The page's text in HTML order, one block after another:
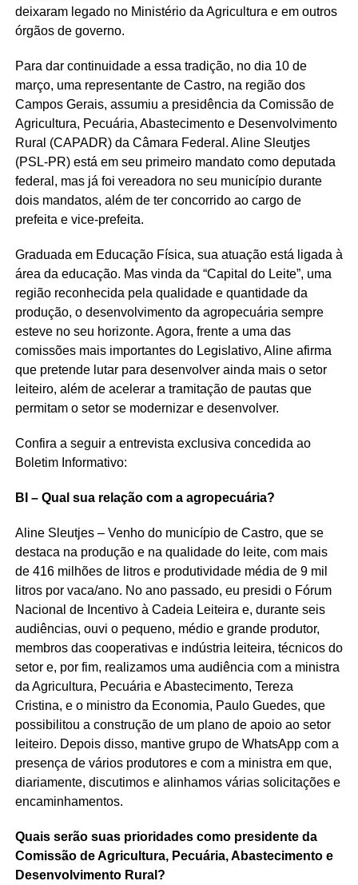
deixaram legado no Ministério da Agricultura e em outros
órgãos de governo.
Para dar continuidade a essa tradição, no dia 10 de
março, uma representante de Castro, na região dos
Campos Gerais, assumiu a presidência da Comissão de
Agricultura, Pecuária, Abastecimento e Desenvolvimento
Rural (CAPADR) da Câmara Federal. Aline Sleutjes
(PSL-PR) está em seu primeiro mandato como deputada
federal, mas já foi vereadora no seu município durante
dois mandatos, além de ter concorrido ao cargo de
prefeita e vice-prefeita.
Graduada em Educação Física, sua atuação está ligada à
área da educação. Mas vinda da “Capital do Leite”, uma
região reconhecida pela qualidade e quantidade da
produção, o desenvolvimento da agropecuária sempre
esteve no seu horizonte. Agora, frente a uma das
comissões mais importantes do Legislativo, Aline afirma
que pretende lutar para desenvolver ainda mais o setor
leiteiro, além de acelerar a tramitação de pautas que
permitam o setor se modernizar e desenvolver.
Confira a seguir a entrevista exclusiva concedida ao
Boletim Informativo:
BI – Qual sua relação com a agropecuária?
Aline Sleutjes – Venho do município de Castro, que se
destaca na produção e na qualidade do leite, com mais
de 416 milhões de litros e produtividade média de 9 mil
litros por vaca/ano. No ano passado, eu presidi o Fórum
Nacional de Incentivo à Cadeia Leiteira e, durante seis
audiências, ouvi o pequeno, médio e grande produtor,
membros das cooperativas e indústria leiteira, técnicos do
setor e, por fim, realizamos uma audiência com a ministra
da Agricultura, Pecuária e Abastecimento, Tereza
Cristina, e o ministro da Economia, Paulo Guedes, que
possibilitou a construção de um plano de apoio ao setor
leiteiro. Depois disso, mantive grupo de WhatsApp com a
presença de vários produtores e com a ministra em que,
diariamente, discutimos e alinhamos várias solicitações e
encaminhamentos.
Quais serão suas prioridades como presidente da
Comissão de Agricultura, Pecuária, Abastecimento e
Desenvolvimento Rural?